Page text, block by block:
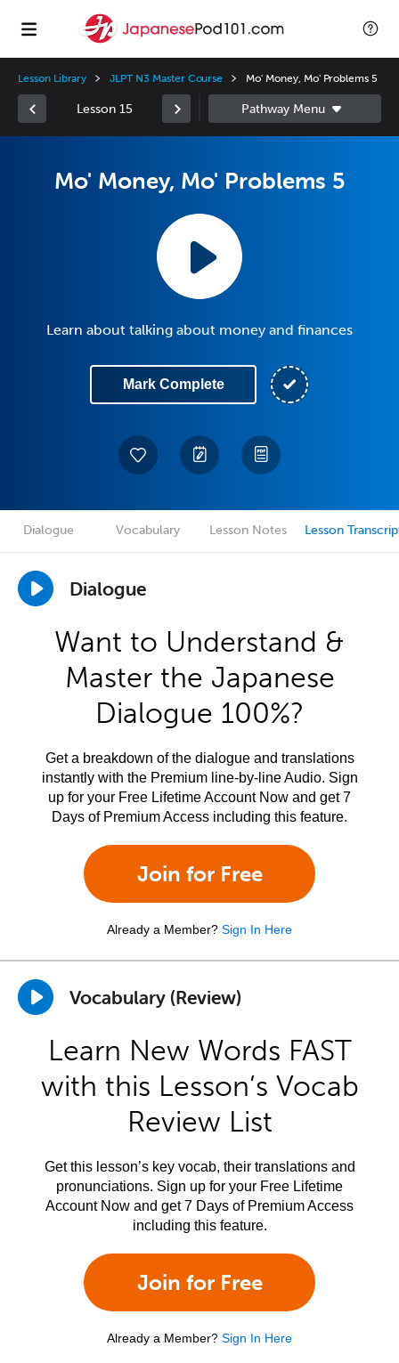
Lesson Library JLPT N3 Master Course Mo' Money, Mo' Problems 5
Lesson 15
Mo' Money, Mo' Problems 5
Learn about talking about money and finances
Mark Complete
Dialogue Vocabulary Lesson Notes Lesson
Dialogue
Want to Understand &
Master the Japanese
Dialogue 100%?
Get a breakdown of the dialogue and translations
instantly with the Premium line-by-line Audio. Sign
up for your Free Lifetime Account Now and get 7
Days of Premium Access including this feature.
Join for Free
Already a Member? Sign In Here
Vocabulary (Review)
Learn New Words FAST
with this Lesson’s Vocab
Review List
Get this lesson’s key vocab, their translations and
pronunciations. Sign up for your Free Lifetime
Account Now and get 7 Days of Premium Access
including this feature.
Join for Free
Already a Member? Sign In Here